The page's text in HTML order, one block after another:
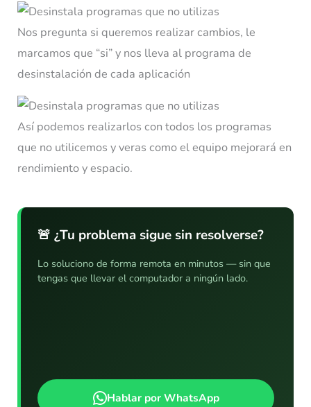
Nos pregunta si queremos realizar cambios, le
marcamos que “si” y nos lleva al programa de
desinstalación de cada aplicación
Así podemos realizarlos con todos los programas
que no utilicemos y veras como el equipo mejorará en
rendimiento y espacio.
🚨 ¿Tu problema sigue sin resolverse?
Lo soluciono de forma remota en minutos — sin que
tengas que llevar el computador a ningún lado.
Hablar por WhatsApp